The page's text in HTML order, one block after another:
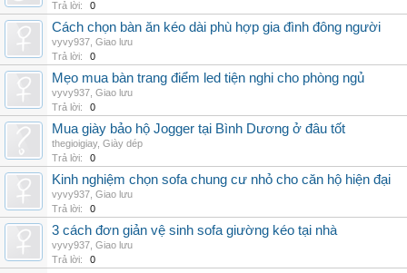
Trả lời:
0
Cách chọn bàn ăn kéo dài phù hợp gia đình đông người
vyvy937 Giao lưu
Trả lời:
0
Mẹo mua bàn trang điểm led tiện nghi cho phòng ngủ
vyvy937 Giao lưu
Trả lời:
0
Mua giày bảo hộ Jogger tại Bình Dương ở đâu tốt
thegioigiay, Giày dép
Trả lời:
0
Kinh nghiệm chọn sofa chung cư nhỏ cho căn hộ hiện đại
vyvy937 Giao lưu
Trả lời:
0
3 cách đơn giản vệ sinh sofa giường kéo tại nhà
vyvy937 Giao lưu
Trả lời:
0